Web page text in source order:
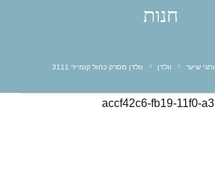
חנות
מותגי שיער וולדן וולדן מסרק כחול קומייר 3111